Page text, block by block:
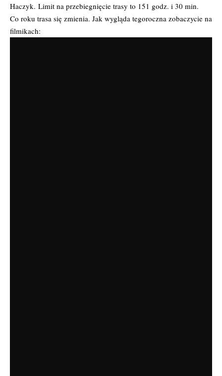
Haczyk. Limit na przebiegnięcie trasy to 151 godz. i 30 min.
Co roku trasa się zmienia. Jak wygląda tegoroczna zobaczycie na
filmikach: